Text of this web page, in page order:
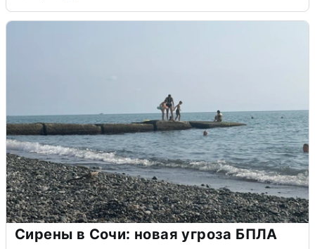
Сирены в Сочи: новая угроза БПЛА